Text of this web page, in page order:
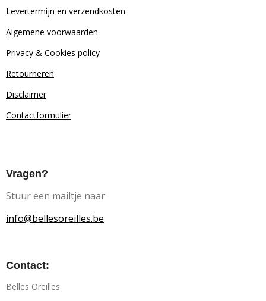
Levertermijn en verzendkosten
Algemene voorwaarden
Privacy & Cookies policy
Retourneren
Disclaimer
Contactformulier
Vragen?
Stuur een mailtje naar
info@bellesoreilles.be
Contact:
Belles Oreilles